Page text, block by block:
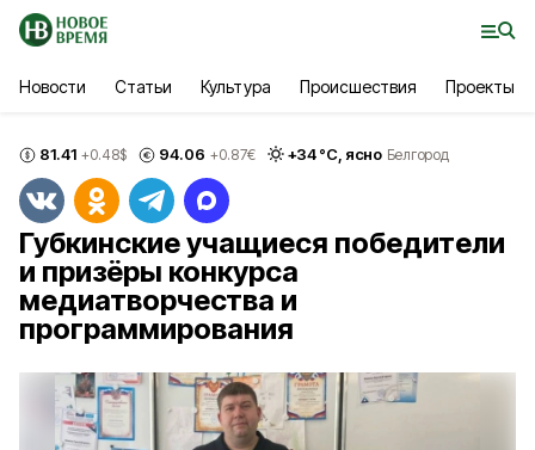
Новости Статьи Культура Происшествия Проекты
81.41 +0.48$ 94.06 +0.87€ +34°С, ясно Белгород
Губкинские учащиеся победители
и призёры конкурса
медиатворчества и
программирования